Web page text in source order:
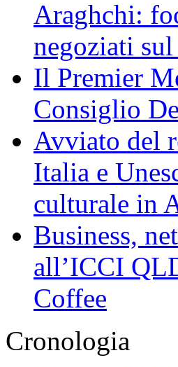
Araghchi:
negoziati
Il Premier
Consiglio
Avviato del
Italia e
culturale in
Business,
all’ICCI
Coffee
Cronologia